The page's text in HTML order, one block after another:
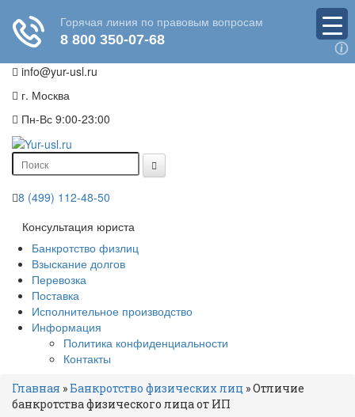
info@yur-usl.ru
г. Москва
Пн-Вс 9:00-23:00
8 (499) 112-48-50
Консультация юриста
Банкротство физлиц
Взыскание долгов
Перевозка
Поставка
Исполнительное производство
Информация
Политика конфиденциальности
Контакты
Главная »Банкротство физических лиц »Отличие
банкротства физического лица от ИП